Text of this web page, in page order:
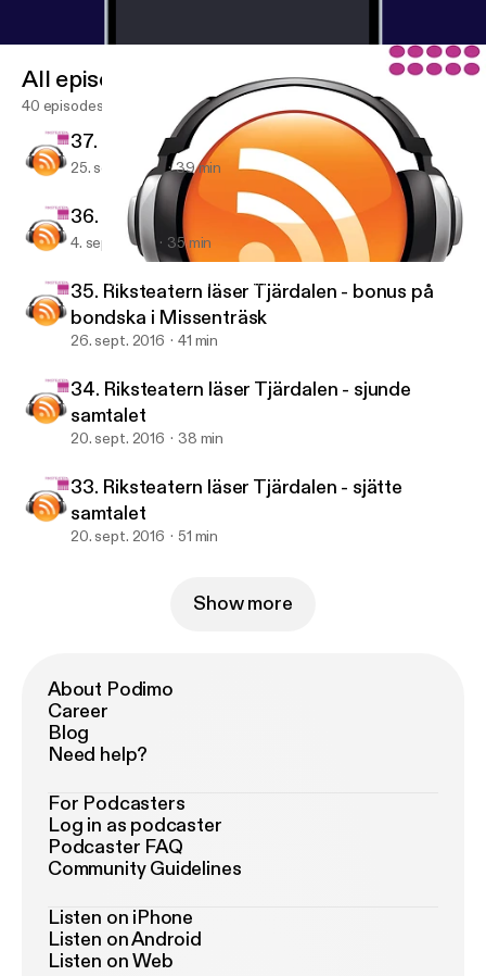
Riksteaterns föreningspodd
All episodes
40 episodes
37. Riksteatern läser Maken - andra samtalet
25. sept. 2017 39 min
36. Riksteatern läser Maken - första samtalet
4. sept. 2017 35 min
35. Riksteatern läser Tjärdalen - bonus på
bondska i Missenträsk
26. sept. 2016 41 min
34. Riksteatern läser Tjärdalen - sjunde
samtalet
20. sept. 2016 38 min
33. Riksteatern läser Tjärdalen - sjätte
samtalet
20. sept. 2016 51 min
Show more
About Podimo
Career
Blog
Need help?
For Podcasters
Log in as podcaster
Podcaster FAQ
Community Guidelines
Listen on iPhone
Listen on Android
Listen on Web